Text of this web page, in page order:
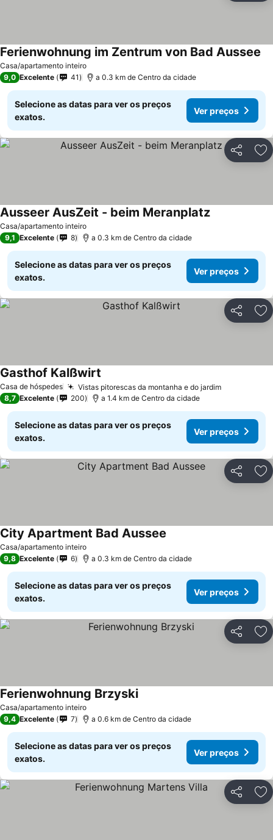
Casa/apartamento inteiro
Ferienwohnung im Zentrum von Bad Aussee
9,0 Excelente 41 a 0.3 km de Centro da cidade
Selecione as datas para ver os preços
exatos.
Ver preços
Partilhar
Casa/apartamento inteiro
Ausseer AusZeit - beim MeranplatzVer preços
9,1 Excelente 8 a 0.3 km de Centro da cidade
Selecione as datas para ver os preços
exatos.
Ver preços
Partilhar
Casa de hóspedes Vistas pitorescas da montanha e do jardimVer preços
Gasthof Kalßwirt
8,7 Excelente 200 a 1.4 km de Centro da cidade
Selecione as datas para ver os preços
exatos.
Ver preços
Partilhar
Casa/apartamento inteiro
City Apartment Bad Aussee
9,8 Excelente 6 a 0.3 km de Centro da cidade
Selecione as datas para ver os preços
exatos.
Ver preços
Partilhar
Casa/apartamento inteiro
Ferienwohnung BrzyskiVer preços
9,4 Excelente 7 a 0.6 km de Centro da cidade
Selecione as datas para ver os preços
exatos.
Ver preços
Partilhar